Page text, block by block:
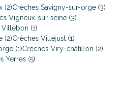
(2)Crèches Savigny-sur-orge (3)
Vigneux-sur-seine (3)
(1)
(2)Crèches Villejust (1)
(1)Crèches Viry-châtillon (2)
Yerres (5)